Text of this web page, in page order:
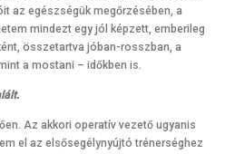
az egészségük megőrzésében, a
mindezt egy jól képzett, emberileg
összetartva jóban-rosszban, a
a mostani – időkben is.
Az akkori operatív vezető ugyanis
el az elsősegélynyújtó trénerséghez